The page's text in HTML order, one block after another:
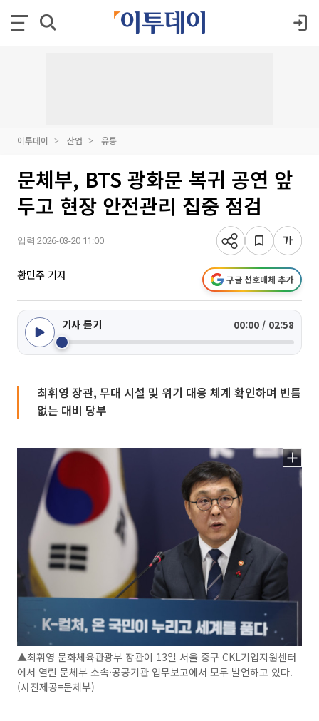
이투데이 산업 유통
문체부, BTS 광화문 복귀 공연 앞
두고 현장 안전관리 집중 점검
입력 2026-03-20 11:00
황민주 기자 구글 선호매체 추가
기사 듣기 00:00 / 02:58
최휘영 장관, 무대 시설 및 위기 대응 체계 확인하며 빈틈
없는 대비 당부
▲최휘영 문화체육관광부 장관이 13일 서울 중구 CKL기업지원센터
에서 열린 문체부 소속·공공기관 업무보고에서 모두 발언하고 있다.
(사진제공=문체부)